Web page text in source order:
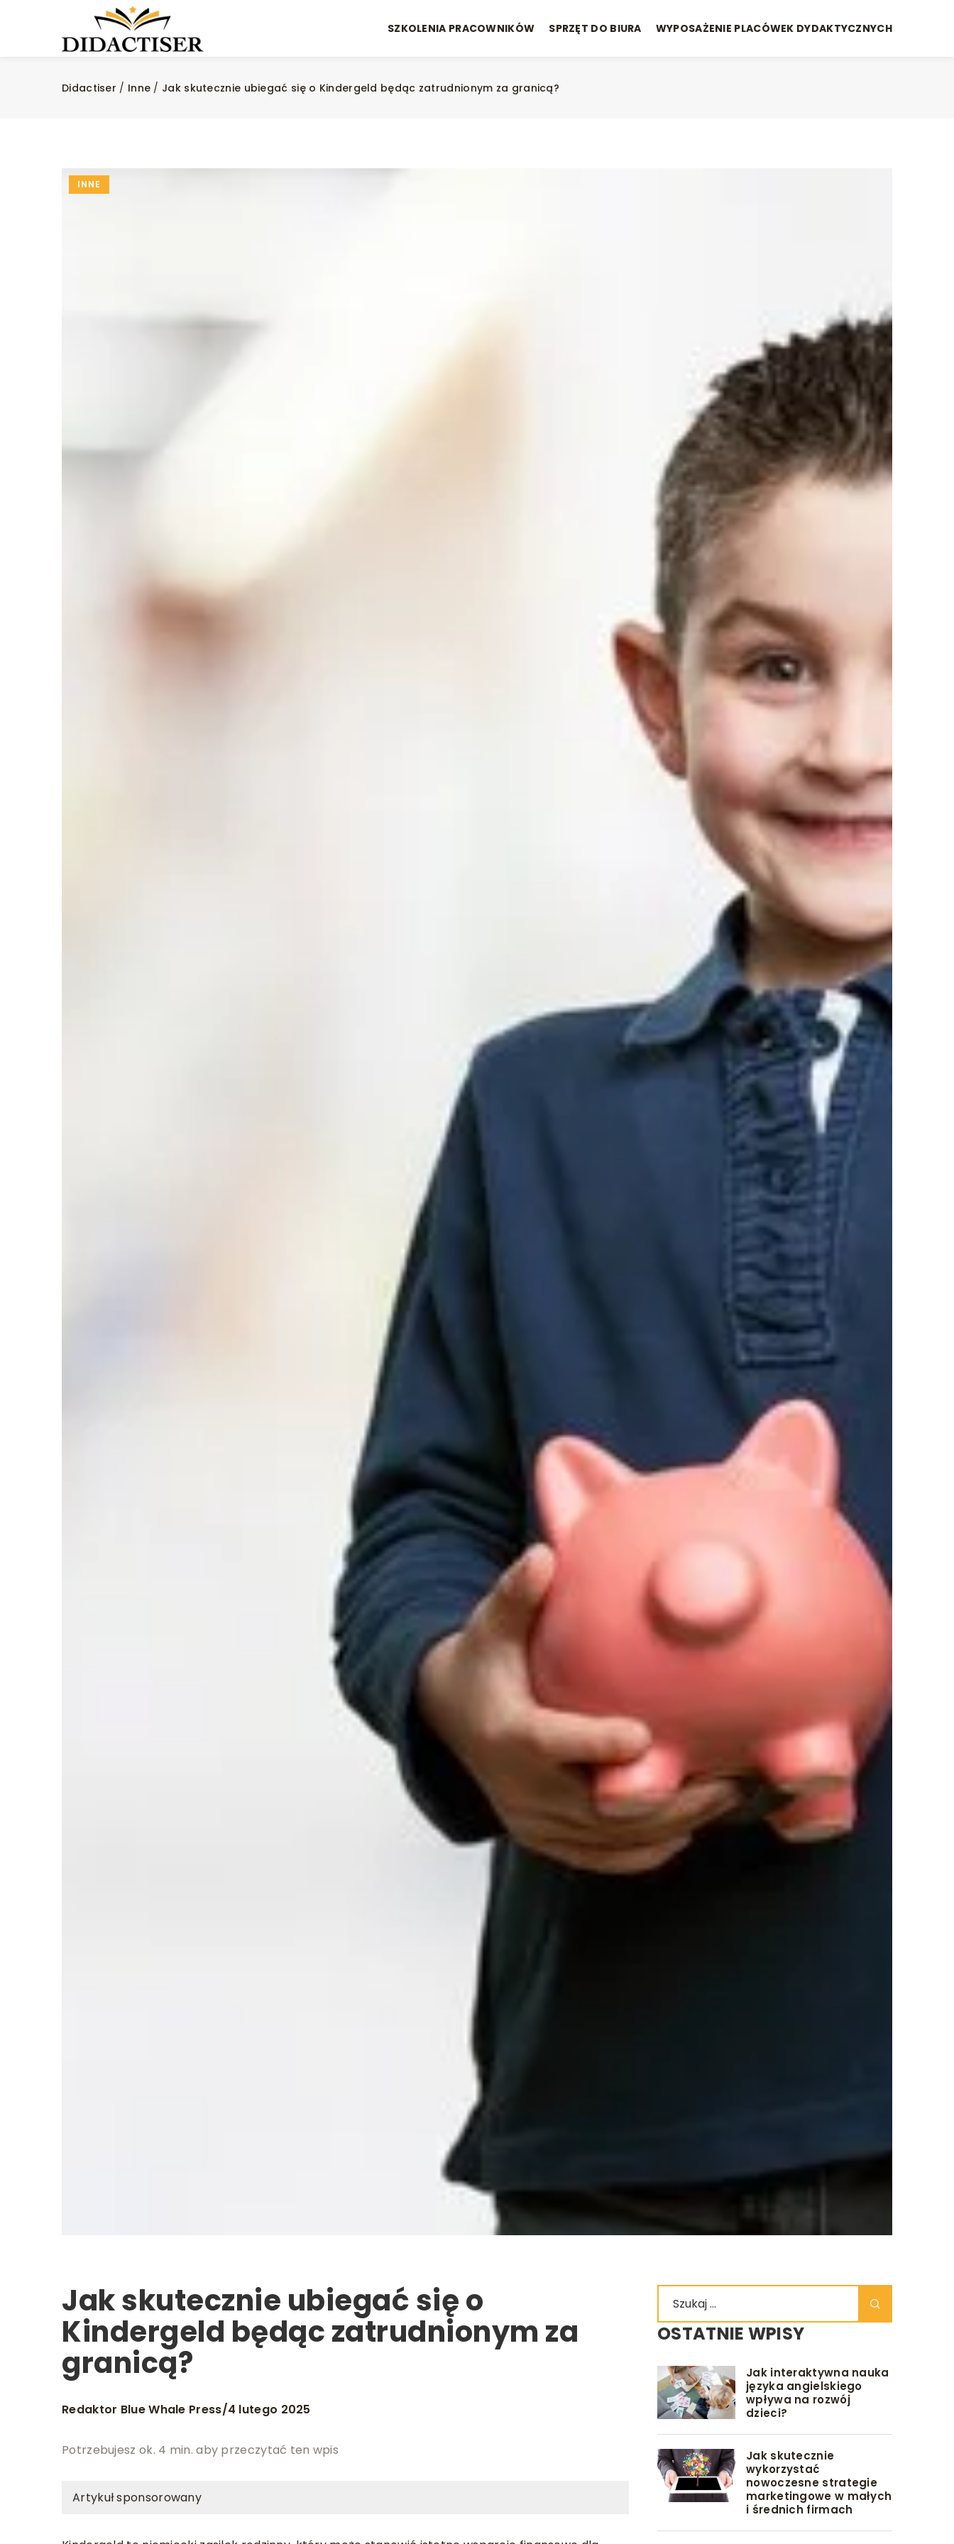
SZKOLENIA PRACOWNIKÓW SPRZĘT DO BIURA WYPOSAŻENIE PLACÓWEK DYDAKTYCZNYCH
Didactiser / Inne / Jak skutecznie ubiegać się o Kindergeld będąc zatrudnionym za granicą?
INNE
Jak skutecznie ubiegać się o
Kindergeld będąc zatrudnionym za
granicą?
Redaktor Blue Whale Press/4 lutego 2025
Potrzebujesz ok. 4 min. aby przeczytać ten wpis
Artykuł sponsorowany
OSTATNIE WPISY
Jak interaktywna nauka
języka angielskiego
wpływa na rozwój
dzieci?
Jak skutecznie
wykorzystać
nowoczesne strategie
marketingowe w małych
i średnich firmach